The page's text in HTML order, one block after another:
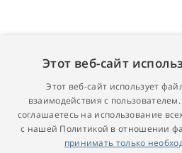
Этот веб-сайт
Этот веб-сайт использует
взаимодействия с
соглашаетесь на использование
с нашей Политикой в ​​отношении
принимать только